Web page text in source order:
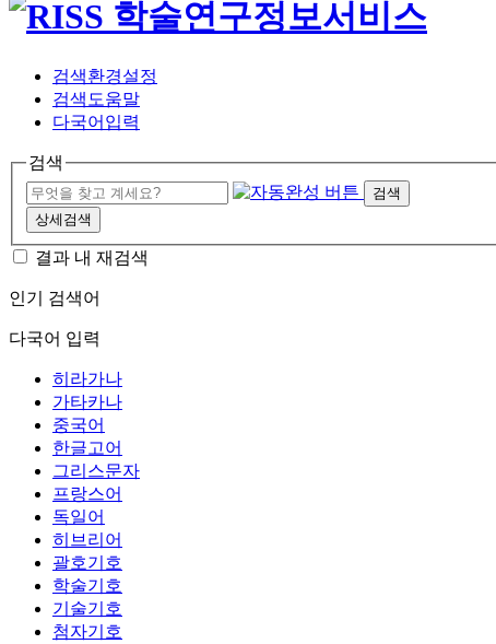
검색환경설정
검색도움말
다국어입력
검색
검색
상세검색
결과 내 재검색
인기 검색어
다국어 입력
히라가나
가타카나
중국어
한글고어
그리스문자
프랑스어
독일어
히브리어
괄호기호
학술기호
기술기호
첨자기호